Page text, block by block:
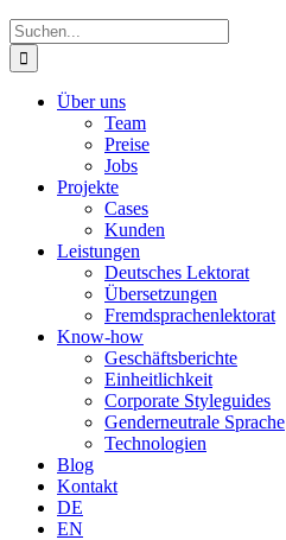
Suche
nach:
Über uns
Team
Preise
Jobs
Projekte
Cases
Kunden
Leistungen
Deutsches Lektorat
Übersetzungen
Fremdsprachenlektorat
Know-how
Geschäftsberichte
Einheitlichkeit
Corporate Styleguides
Genderneutrale Sprache
Technologien
Blog
Kontakt
DE
EN